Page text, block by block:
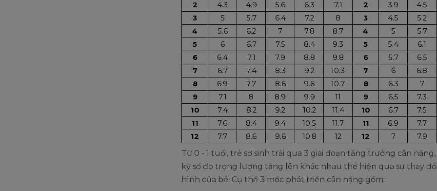
2
4.3 4.9 5.6 6.3 7.1 2 3.9
4.5
3
5 5.7 6.4 7.2 8 3 4.5
5.2
4
5.6 6.2 7 7.8 8.7 4 5
5.7
5
6 6.7 7.5 8.4 9.3 5 5.4
6.1
6
6.4 7.1 7.9 8.8 9.8 6 5.7
6.5
7
6.7 7.4 8.3 9.2 10.3 7 6
6.8
8
6.9 7.7 8.6 9.6 10.7 8 6.3
7
9
7.1 8 8.9 9.9 11 9 6.5
7.3
10
7.4 8.2 9.2 10.2 11.4 10 6.7
7.5
11
7.6 8.4 9.4 10.5 11.7 11 6.9
7.7
12
7.7 8.6 9.6 10.8 12 12 7 7.9
Từ 0 - 1 tuổi, trẻ sơ sinh trải qua 3 giai đoạn tăng trưởng cân
kỳ số đo trọng lượng tăng lên khác nhau thể hiện qua sự thay
hình của bé. Cụ thể 3 mốc phát triển cân nặng gồm: